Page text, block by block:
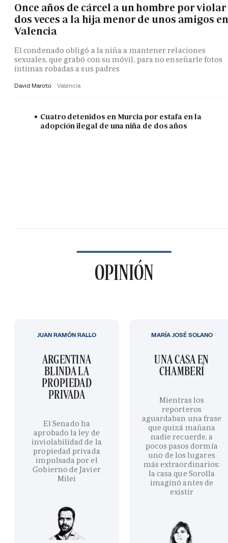
Once años de cárcel a un hombre por violar
dos veces a la hija menor de unos amigos en
Valencia
El condenado obligó a la niña a mantener relaciones
sexuales, que grabó con su móvil, para no enseñarle fotos
íntimas robadas a sus padres
David Maroto Valencia
Cuatro detenidos en Murcia por estafa en la
adopción ilegal de una niña de dos años
OPINIÓN
ARGENTINA
BLINDA LA
PROPIEDAD
PRIVADA
El Senado ha
aprobado la ley de
inviolabilidad de la
propiedad privada
impulsada por el
Gobierno de Javier
Milei
JUAN RAMÓN RALLO
UNA CASA EN
CHAMBERÍ
Mientras los
reporteros
aguardaban una frase
que quizá mañana
nadie recuerde, a
pocos pasos dormía
uno de los lugares
más extraordinarios:
la casa que Sorolla
imaginó antes de
existir
MARÍA JOSÉ SOLANO